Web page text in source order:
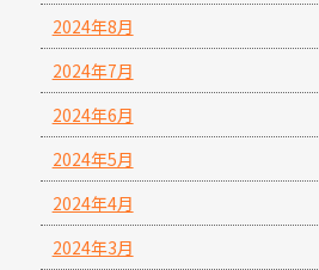
2024年8月
2024年7月
2024年6月
2024年5月
2024年4月
2024年3月